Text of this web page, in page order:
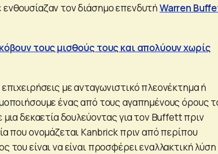
τον διάσημο επενδυτήWarren
τους μισθούς τους και απολύουν χωρίς
επιχειρήσεις με ανταγωνιστικό πλεονέκτημα ή
ένας από τους αγαπημένους όρους
δεκαετία δουλεύοντας για τον Buffett πριν
που ονομάζεται Kanbrick πριν από περίπου
του είναι να είναι προσφέρει εναλλακτική